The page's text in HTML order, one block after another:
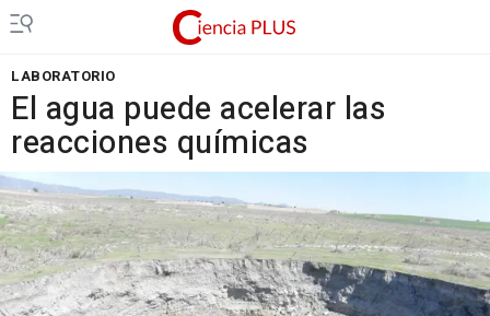
LABORATORIO
El agua puede acelerar las
reacciones químicas